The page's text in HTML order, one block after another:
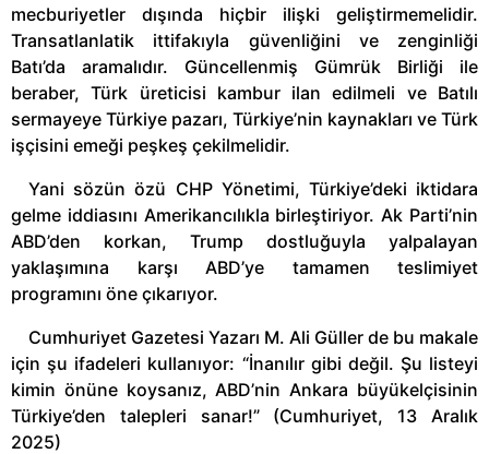
mecburiyetler dışında hiçbir ilişki geliştirmemelidir.
Transatlanlatik ittifakıyla güvenliğini ve zenginliği
Batı’da aramalıdır. Güncellenmiş Gümrük Birliği ile
beraber, Türk üreticisi kambur ilan edilmeli ve Batılı
sermayeye Türkiye pazarı, Türkiye’nin kaynakları ve Türk
işçisini emeği peşkeş çekilmelidir.
Yani sözün özü CHP Yönetimi, Türkiye’deki iktidara
gelme iddiasını Amerikancılıkla birleştiriyor. Ak Parti’nin
ABD’den korkan, Trump dostluğuyla yalpalayan
yaklaşımına karşı ABD’ye tamamen teslimiyet
programını öne çıkarıyor.
Cumhuriyet Gazetesi Yazarı M. Ali Güller de bu makale
için şu ifadeleri kullanıyor: “İnanılır gibi değil. Şu listeyi
kimin önüne koysanız, ABD’nin Ankara büyükelçisinin
Türkiye’den talepleri sanar!” (Cumhuriyet, 13 Aralık
2025)